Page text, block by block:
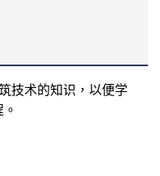
技术的知识，以便学